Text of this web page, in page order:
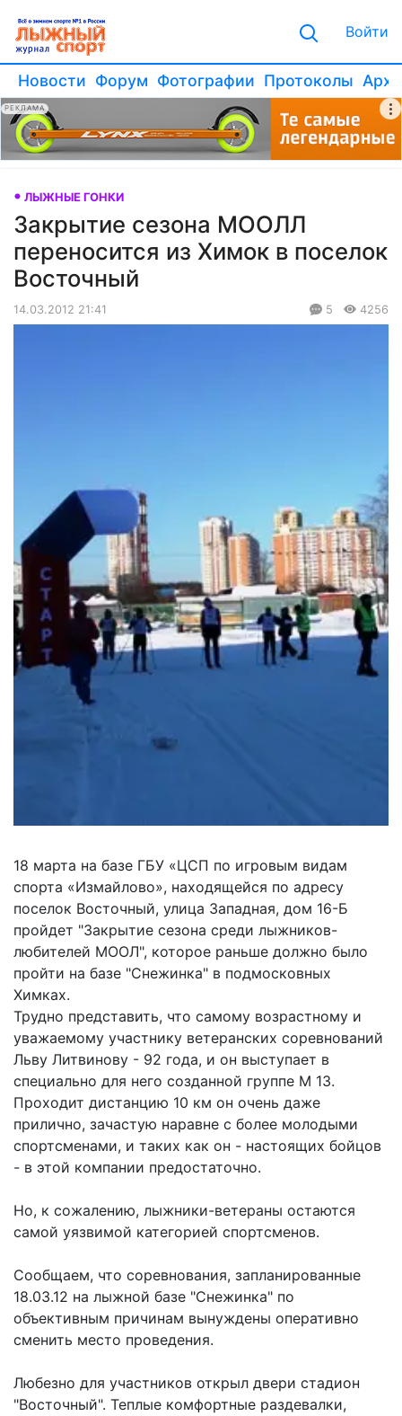
Войти
Новости Форум Фотографии Протоколы
РЕКЛАМА
ЛЫЖНЫЕ ГОНКИ
Закрытие сезона МООЛЛ
переносится из Химок в поселок
Восточный
14.03.2012 21:41 5 4256
18 марта на базе ГБУ «ЦСП по игровым видам
спорта «Измайлово», находящейся по адресу
поселок Восточный, улица Западная, дом 16-Б
пройдет "Закрытие сезона среди лыжников-
любителей МООЛ", которое раньше должно было
пройти на базе "Снежинка" в подмосковных
Химках.
Трудно представить, что самому возрастному и
уважаемому участнику ветеранских соревнований
Льву Литвинову - 92 года, и он выступает в
специально для него созданной группе М 13.
Проходит дистанцию 10 км он очень даже
прилично, зачастую наравне с более молодыми
спортсменами, и таких как он - настоящих бойцов
- в этой компании предостаточно.
Но, к сожалению, лыжники-ветераны остаются
самой уязвимой категорией спортсменов.
Сообщаем, что соревнования, запланированные
18.03.12 на лыжной базе "Снежинка" по
объективным причинам вынуждены оперативно
сменить место проведения.
Любезно для участников открыл двери стадион
"Восточный". Теплые комфортные раздевалки,